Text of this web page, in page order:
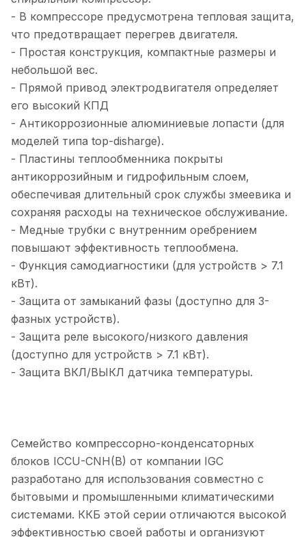
- В компрессоре предусмотрена тепловая защита,
что предотвращает перегрев двигателя.
- Простая конструкция, компактные размеры и
небольшой вес.
- Прямой привод электродвигателя определяет
его высокий КПД
- Антикоррозионные алюминиевые лопасти (для
моделей типа top-disharge).
- Пластины теплообменника покрыты
антикоррозийным и гидрофильным слоем,
обеспечивая длительный срок службы змеевика и
сохраняя расходы на техническое обслуживание.
- Медные трубки с внутренним оребрением
повышают эффективность теплообмена.
- Функция самодиагностики (для устройств > 7.1
кВт).
- Защита от замыканий фазы (доступно для 3-
фазных устройств).
- Защита реле высокого/низкого давления
(доступно для устройств > 7.1 кВт).
- Защита ВКЛ/ВЫКЛ датчика температуры.
Семейство компрессорно-конденсаторных
блоков ICCU-CNH(B) от компании IGC
разработано для использования совместно с
бытовыми и промышленными климатическими
системами. ККБ этой серии отличаются высокой
эффективностью своей работы и организуют